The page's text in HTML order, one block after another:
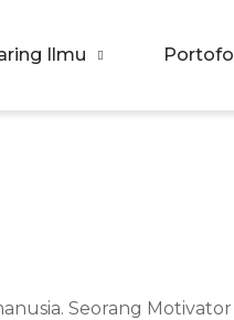
Ilmu
Seorang